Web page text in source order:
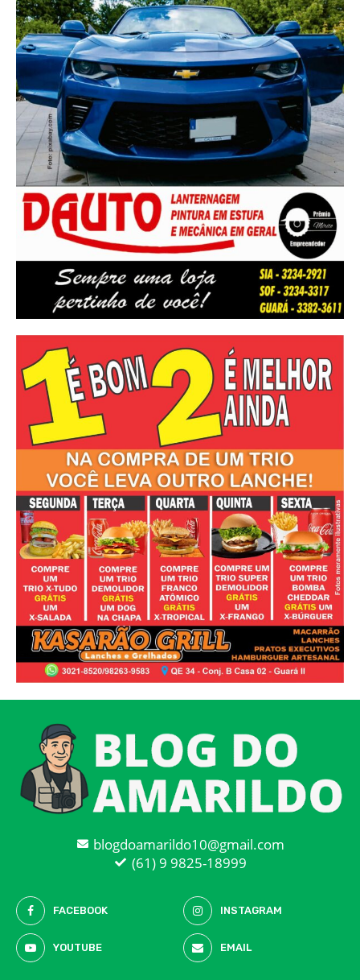
blogdoamarildo10@gmail.com
(61) 9 9825-18999
FACEBOOK INSTAGRAM
YOUTUBE EMAIL